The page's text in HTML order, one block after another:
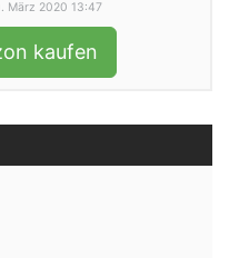
März 2020 13:47
kaufen